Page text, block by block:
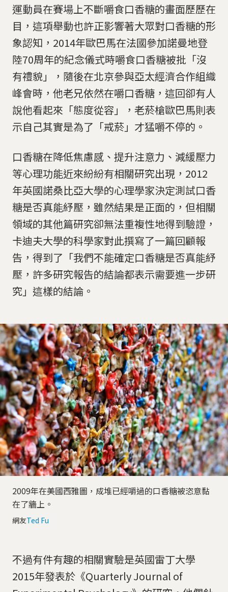
運動員在賽場上不斷嚼食口香糖的畫面歷歷在
目，這項舉動也許正影響著大眾對口香糖的形
象認知，2014年歐巴馬在法國參加諾曼地登
陸70周年的紀念儀式時嚼食口香糖被批「沒
有禮貌」，隨後在北京參與亞太經濟合作組織
峰會時，他老兄依然在嚼口香糖，這回卻有人
說他看起來「態度從容」，老菸槍歐巴馬則表
示自己其實是為了「戒菸」才猛嚼不停的。
口香糖在降低焦慮感、提升注意力、減緩壓力
等心理功能近來紛紛有相關研究出現，2012
年英國諾桑比亞大學的心理學家決定測試口香
糖是否真能紓壓，雖然結果是正面的，但相關
領域的其他篇研究卻無法重複性地得到驗證，
卡迪夫大學的科學家對此撰寫了一篇回顧報
告，得到了「我們不能確定口香糖是否真能紓
壓，許多研究報告的結論都表示需要進一步研
究」這樣的結論。
2009年在美國西雅圖，成堆已經嚼過的口香糖被恣意黏
在了牆上。
網友Ted Fu
不過有件有趣的相關實驗是英國雷丁大學
2015年發表於《Quarterly Journal of